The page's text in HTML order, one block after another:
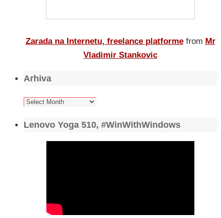
Zarada na Internetu, freelance platforme from Mr
Vladimir Stankovic
Arhiva
Arhiva
Lenovo Yoga 510, #WinWithWindows